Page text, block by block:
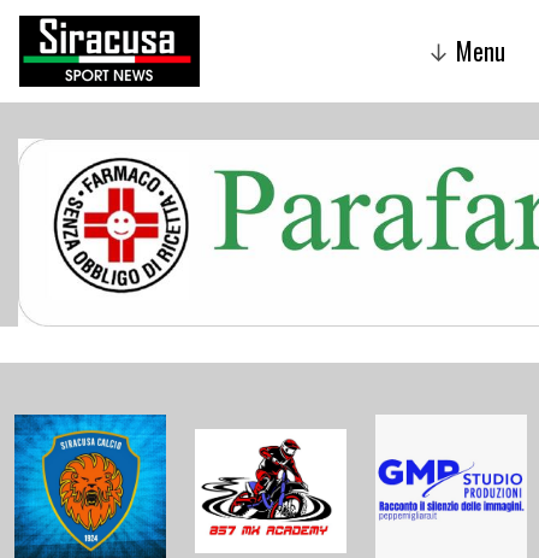
↓ Menu